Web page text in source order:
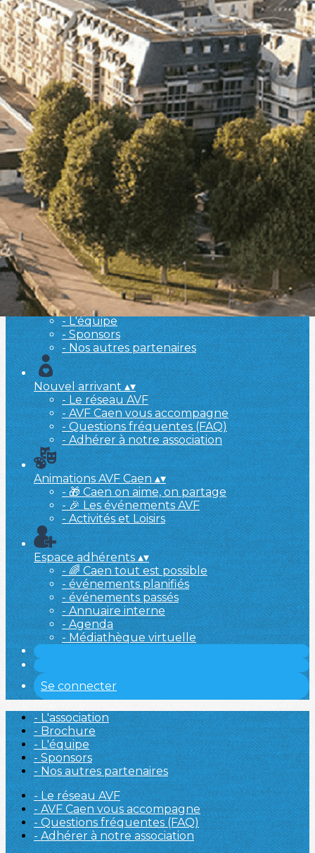
Exporter les lignes sélectionnées
Exporter toutes les colonnes
Exporter uniquement les colonnes affichées
Menu
<
>
- 🎁 Caen on aime, on partage
- 🎉 Les événements AVF
- Activités et Loisirs
Ajoutez un logo, un bouton, des réseaux sociaux
Cliquez pour éditer
L'association▴▾
- L'association
- Brochure
- L'équipe
- Sponsors
- Nos autres partenaires
Nouvel arrivant▴▾
- Le réseau AVF
- AVF Caen vous accompagne
- Questions fréquentes (FAQ)
- Adhérer à notre association
Animations AVF Caen▴▾
- 🎁 Caen on aime, on partage
- 🎉 Les événements AVF
- Activités et Loisirs
Espace adhérents▴▾
- 🌈 Caen tout est possible
- événements planifiés
- événements passés
- Annuaire interne
- Agenda
- Médiathèque virtuelle
Se connecter
- L'association
- Brochure
- L'équipe
- Sponsors
- Nos autres partenaires
- Le réseau AVF
- AVF Caen vous accompagne
- Questions fréquentes (FAQ)
- Adhérer à notre association